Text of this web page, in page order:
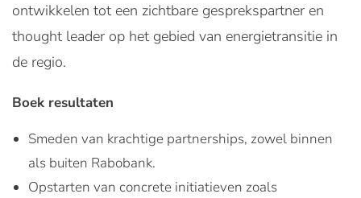
ontwikkelen tot een zichtbare gesprekspartner en
thought leader op het gebied van energietransitie in
de regio.
Boek resultaten
Smeden van krachtige partnerships, zowel binnen
als buiten Rabobank.
Opstarten van concrete initiatieven zoals